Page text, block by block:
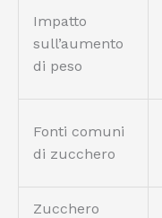
Impatto
sull’aumento
di peso
Fonti comuni
di zucchero
Zucchero